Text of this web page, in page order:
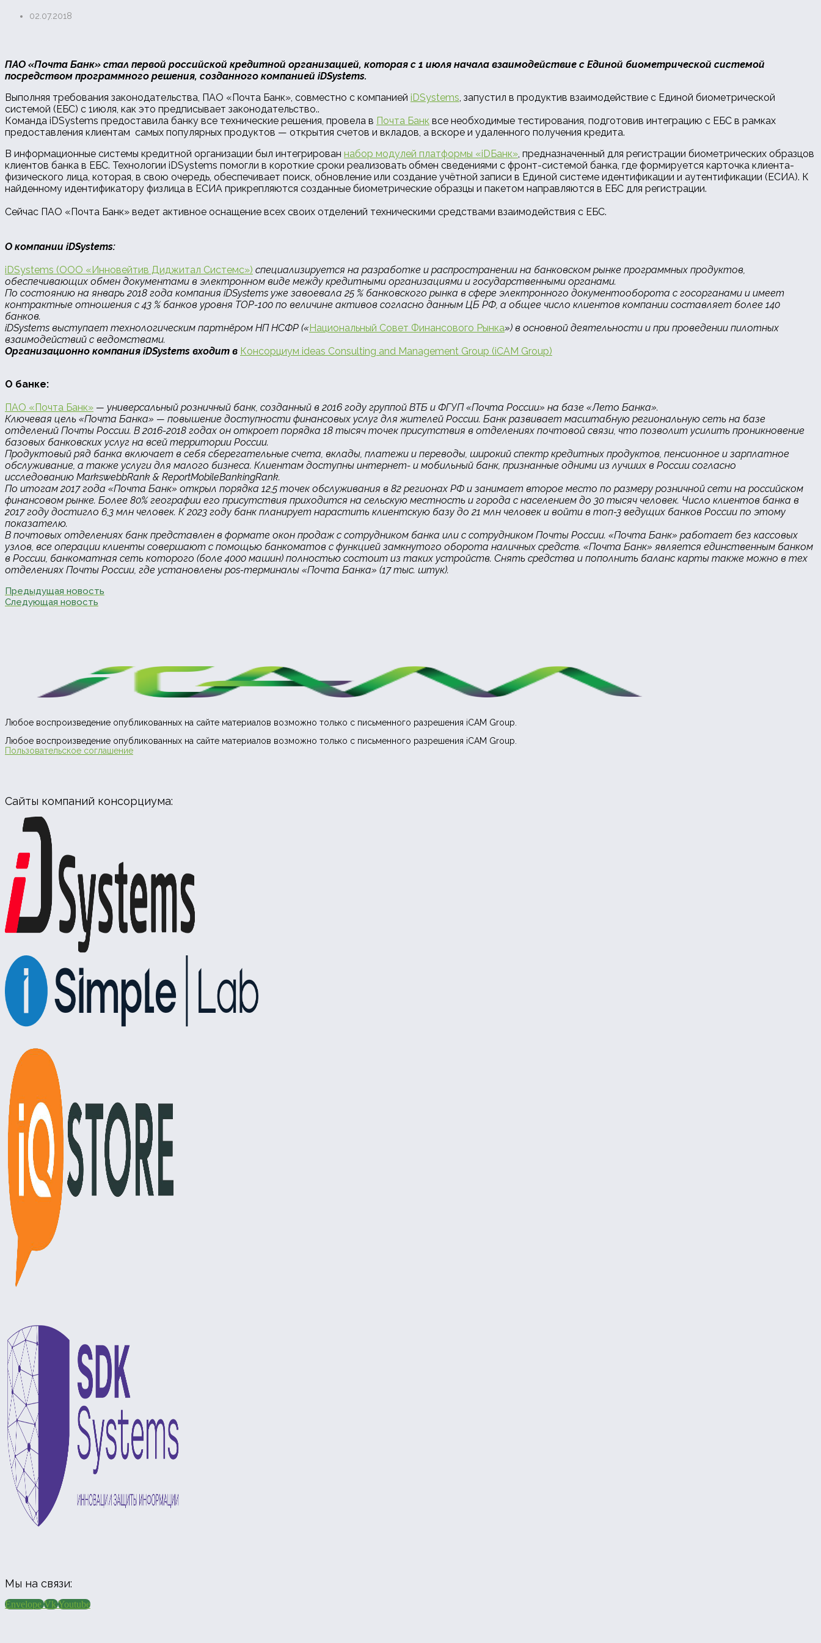
02.07.2018
ПАО «Почта Банк» стал первой российской кредитной организацией, которая с 1 июля начала взаимодействие с Единой биометрической системой
посредством программного решения, созданного компанией iDSystems.
Выполняя требования законодательства, ПАО «Почта Банк», совместно с компанией iDSystems, запустил в продуктив взаимодействие с Единой биометрической
системой (ЕБС) с 1июля, как это предписывает законодательство..
Команда iDSystems предоставила банку все технические решения, провела в Почта Банк все необходимые тестирования, подготовив интеграцию с ЕБС в рамках
предоставления клиентам самых популярных продуктов — открытия счетов и вкладов, а вскоре и удаленного получения кредита.
В информационные системы кредитной организации был интегрирован набор модулей платформы «iDБанк», предназначенный для регистрации биометрических образцов
клиентов банка в ЕБС. Технологии iDSystems помогли в короткие сроки реализовать обмен сведениями с фронт-системой банка, где формируется карточка клиента-
физического лица, которая, в свою очередь, обеспечивает поиск, обновление или создание учётной записи в Единой системе идентификации и аутентификации (ЕСИА). К
найденному идентификатору физлица в ЕСИА прикрепляются созданные биометрические образцы и пакетом направляются в ЕБС для регистрации.
Сейчас ПАО «Почта Банк» ведет активное оснащение всех своих отделений техническими средствами взаимодействия с ЕБС.
О компании iDSystems:
iDSystems (ООО «Инновейтив Диджитал Системс») специализируется на разработке и распространении на банковском рынке программных продуктов,
обеспечивающих обмен документами в электронном виде между кредитными организациями и государственными органами.
По состоянию на январь 2018 года компания iDSystems уже завоевала 25 % банковского рынка в сфере электронного документооборота с госорганами и имеет
контрактные отношения с 43 % банков уровня TOP-100 по величине активов согласно данным ЦБ РФ, а общее число клиентов компании составляет более 140
банков.
iDSystems выступает технологическим партнёром НП НСФР («Национальный Совет Финансового Рынка») в основной деятельности и при проведении пилотных
взаимодействий с ведомствами.
Организационно компания iDSystems входит в Консорциум ideas Consulting and Management Group (iCAM Group)
О банке:
ПАО «Почта Банк» — универсальный розничный банк, созданный в 2016 году группой ВТБ и ФГУП «Почта России» на базе «Лето Банка».
Ключевая цель «Почта Банка» — повышение доступности финансовых услуг для жителей России. Банк развивает масштабную региональную сеть на базе
отделений Почты России. В 2016-2018 годах он откроет порядка 18 тысяч точек присутствия в отделениях почтовой связи, что позволит усилить проникновение
базовых банковских услуг на всей территории России.
Продуктовый ряд банка включает в себя сберегательные счета, вклады, платежи и переводы, широкий спектр кредитных продуктов, пенсионное и зарплатное
обслуживание, а также услуги для малого бизнеса. Клиентам доступны интернет- и мобильный банк, признанные одними из лучших в России согласно
исследованию MarkswebbRank & ReportMobileBankingRank.
По итогам 2017 года «Почта Банк» открыл порядка 12,5 точек обслуживания в 82 регионах РФ и занимает второе место по размеру розничной сети на российском
финансовом рынке. Более 80% географии его присутствия приходится на сельскую местность и города с населением до 30 тысяч человек. Число клиентов банка в
2017 году достигло 6,3 млн человек. К 2023 году банк планирует нарастить клиентскую базу до 21 млн человек и войти в топ-3 ведущих банков России по этому
показателю.
В почтовых отделениях банк представлен в формате окон продаж с сотрудником банка или с сотрудником Почты России. «Почта Банк» работает без кассовых
узлов, все операции клиенты совершают с помощью банкоматов с функцией замкнутого оборота наличных средств. «Почта Банк» является единственным банком
в России, банкоматная сеть которого (боле 4000 машин) полностью состоит из таких устройств. Снять средства и пополнить баланс карты также можно в тех
отделениях Почты России, где установлены pos-терминалы «Почта Банка» (17 тыс. штук).
Предыдущая новость
Следующая новость
Любое воспроизведение опубликованных на сайте материалов возможно только с письменного разрешения iCAM Group.
Любое воспроизведение опубликованных на сайте материалов возможно только с письменного разрешения iCAM Group.
Пользовательское соглашение
Сайты компаний консорциума:
Мы на связи:
Envelope Vk Youtube